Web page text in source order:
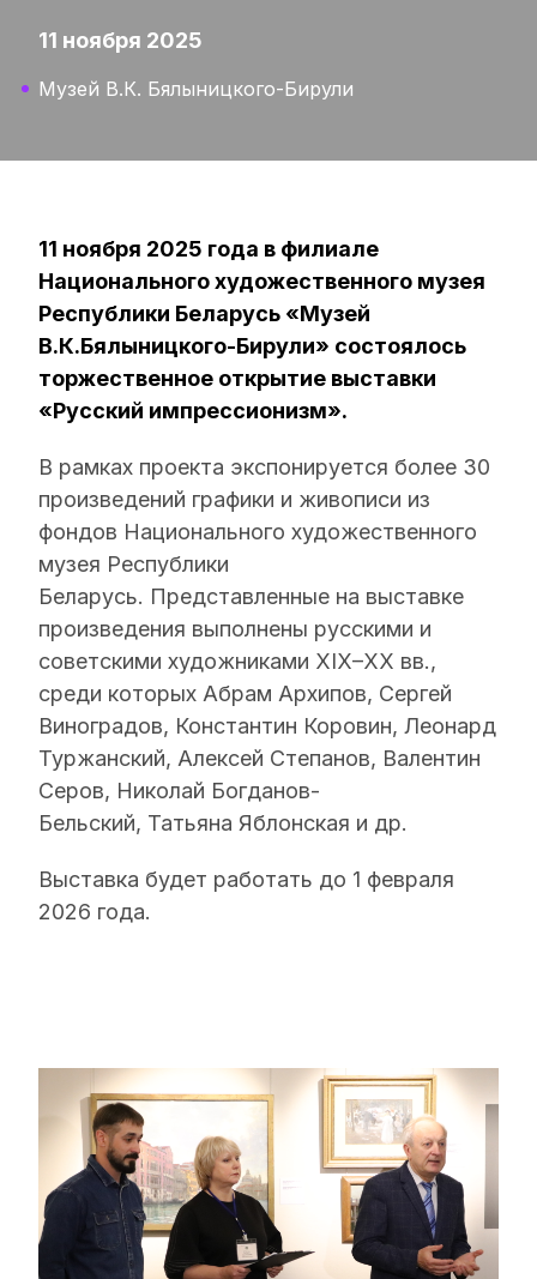
11 ноября 2025
Музей В.К. Бялыницкого-Бирули
11 ноября 2025 года в филиале
Национального художественного музея
Республики Беларусь «Музей
В.К.Бялыницкого-Бирули» состоялось
торжественное открытие выставки
«Русский импрессионизм».
В рамках проекта экспонируется более 30
произведений графики и живописи из
фондов Национального художественного
музея Республики
Беларусь. Представленные на выставке
произведения выполнены русскими и
советскими художниками XIX–XX вв.,
среди которых Абрам Архипов, Сергей
Виноградов, Константин Коровин, Леонард
Туржанский, Алексей Степанов, Валентин
Серов, Николай Богданов-
Бельский, Татьяна Яблонская и др.
Выставка будет работать до 1 февраля
2026 года.